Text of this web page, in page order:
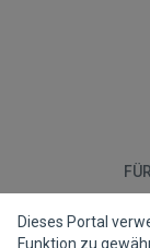
Dieses Portal
Funktion zu